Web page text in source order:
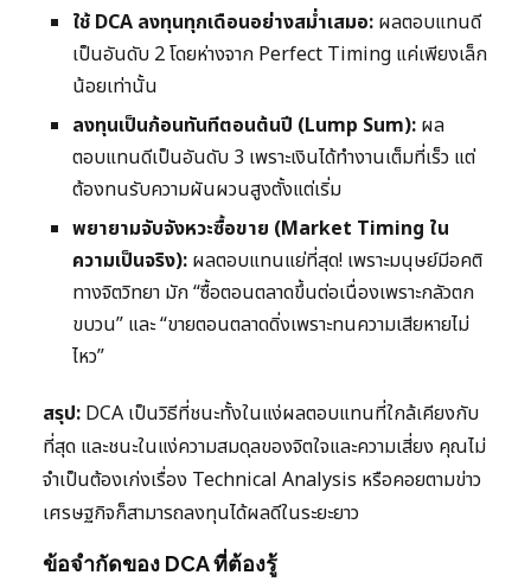
ใช้ DCA ลงทุนทุกเดือนอย่างสม่ำเสมอ: ผลตอบแทนดี
เป็นอันดับ 2 โดยห่างจาก Perfect Timing แค่เพียงเล็ก
น้อยเท่านั้น
ลงทุนเป็นก้อนทันทีตอนต้นปี (Lump Sum): ผล
ตอบแทนดีเป็นอันดับ 3 เพราะเงินได้ทำงานเต็มที่เร็ว แต่
ต้องทนรับความผันผวนสูงตั้งแต่เริ่ม
พยายามจับจังหวะซื้อขาย (Market Timing ใน
ความเป็นจริง): ผลตอบแทนแย่ที่สุด! เพราะมนุษย์มีอคติ
ทางจิตวิทยา มัก “ซื้อตอนตลาดขึ้นต่อเนื่องเพราะกลัวตก
ขบวน” และ “ขายตอนตลาดดิ่งเพราะทนความเสียหายไม่
ไหว”
สรุป: DCA เป็นวิธีที่ชนะทั้งในแง่ผลตอบแทนที่ใกล้เคียงกับ
ที่สุด และชนะในแง่ความสมดุลของจิตใจและความเสี่ยง คุณไม่
จำเป็นต้องเก่งเรื่อง Technical Analysis หรือคอยตามข่าว
เศรษฐกิจก็สามารถลงทุนได้ผลดีในระยะยาว
ข้อจำกัดของ DCA ที่ต้องรู้